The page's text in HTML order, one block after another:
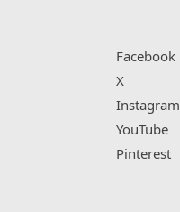
Facebook
X
Instagram
YouTube
Pinterest